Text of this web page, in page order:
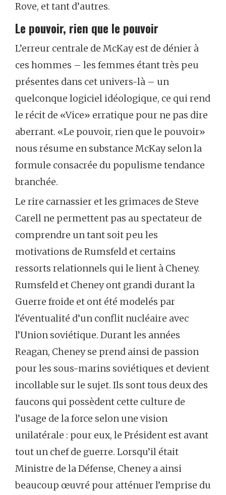
Rove, et tant d’autres.
Le pouvoir, rien que le pouvoir
L’erreur centrale de McKay est de dénier à
ces hommes – les femmes étant très peu
présentes dans cet univers-là – un
quelconque logiciel idéologique, ce qui rend
le récit de «Vice» erratique pour ne pas dire
aberrant. «Le pouvoir, rien que le pouvoir»
nous résume en substance McKay selon la
formule consacrée du populisme tendance
branchée.
Le rire carnassier et les grimaces de Steve
Carell ne permettent pas au spectateur de
comprendre un tant soit peu les
motivations de Rumsfeld et certains
ressorts relationnels qui le lient à Cheney.
Rumsfeld et Cheney ont grandi durant la
Guerre froide et ont été modelés par
l’éventualité d’un conflit nucléaire avec
l’Union soviétique. Durant les années
Reagan, Cheney se prend ainsi de passion
pour les sous-marins soviétiques et devient
incollable sur le sujet. Ils sont tous deux des
faucons qui possèdent cette culture de
l’usage de la force selon une vision
unilatérale : pour eux, le Président est avant
tout un chef de guerre. Lorsqu’il était
Ministre de la Défense, Cheney a ainsi
beaucoup œuvré pour atténuer l’emprise du